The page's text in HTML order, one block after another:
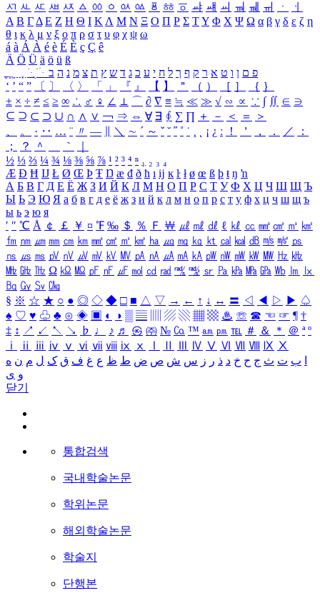
ㅺ ㅻ ㅼ ㅽ ㅾ ㅿ ㆀ ㆁ ㆂ ㆃ ㆄ ㆅ ㆆ ㆇ ㆈ ㆉ ㆊ ㆋ ㆌ ㆍ
ㆎ
Α Β ΓΔ Ε Ζ Η Θ Ι ΚΛ Μ Ν Ξ Ο Π Ρ Σ ΤΥ Φ Χ Ψ Ω α β γ δ ε ζ η
θ ι κ λ μ ν ξ ο π ρ σ τ υ φ χ ψ ω
á à Á À é è É È ç Ç ê
Ä Ö Ü ä ö ü ß
ִֶֹ ֻּ ׁׂ פ ם ן ו ט א ר ק ף ך ל ח י ע כ ג ד ש ץ ת צ מ נ ה ב
‘ ’ “ ” 〔 〕 〈 〉 「 」 『 』 【 】 ＂ （ ） ［ ］ ｛ ｝
± × ÷ ≠ ≤ ≥ ∞ ∴ ♂ ♀ ∠ ⊥ ⌒ ∂ ∇ ≡ ≒ ≪ ≫ √ ∽ ∝ ∵ ∫ ∬ ∈ ∋
⊆ ⊇ ⊂ ⊃ ∪ ∩ ∧ ∨ ￢ ⇒ ⇔ ∀ ∃ ∮ ∑ ∏ ＋ － ＜ ＝
＞
、
。 · ‥ … ¨ 〃 ― ＼ ∼ ´ ～ ˇ ˘ ˝ ˚ ˙ ¸ ¡ ¿ ː ！ ＇ ， ． ／
：
；
？ ＾ ｀
½ ⅓ ⅔ ¼ ¾ ⅛ ⅜ ⅝ ⅞ ¹ ² ³ ⁴ ⁿ ₁ ₂ ₃ ₄
Æ Ð Ħ Ĳ Ł Ø Œ Þ Ŧ Ŋ æ đ ð ħ ı ĳ ĸ ŀ ł ø œ ß þ ŧ ŋ ŉ
А Б В Г Д Е Ё Ж З И Й К Л М Н О П Р С Т У Ф Х Ц Ч Ш Щ Ъ
Ы Ь Э Ю Я а б в г д е ё ж з и й к л м н о п р с т у ф х ц ч ш щ ъ
ы ь э ю я
′ ″ ℃ Å ￠ ￡ ￥ ¤ ℉ ‰ ＄ ％ Ｆ ￦ ㎕ ㎖ ㎗ ℓ ㎘ ㏄ ㎣ ㎤ ㎥ ㎦
㎙ ㎚ ㎛ ㎜ ㎝ ㎞ ㎟ ㎠ ㎡ ㎢ ㏊ ㎍ ㎎ ㎏ ㏏ ㎈ ㎉ ㏈ ㎧ ㎨ ㎰
㎱ ㎲ ㎳ ㎴ ㎵ ㎶ ㎷ ㎸ ㎹ ㎀ ㎁ ㎂ ㎃ ㎄ ㎺ ㎻ ㎽ ㎾ ㎿ ㎐ ㎑
㎒ ㎓ ㎔ Ω ㏀ ㏁ ㎊ ㎋ ㎌ ㏖ ㏅ ㎭ ㎮ ㎯ ㏛ ㎩ ㎪ ㎫ ㎬ ㏝ ㏐
㏓
㏃ ㏉ ㏜ ㏆
§ ※ ☆ ★ ○ ● ◎ ◇ ◆ □ ■ △ ▽ → ← ↑ ↓ ↔ 〓 ◁ ◀ ▷ ▶ ♤
♠ ♡ ♥ ♧ ♣ ⊙ ◈ ▣ ◐ ◑ ▒ ▤ ▨ ▧ ▦ ▩ ♨ ☏ ☎ ☜ ☞ ¶ †
‡ ↕ ↗ ↙ ↖ ↘ ♭ ♩ ♪ ♬ ㉿ ㈜ № ㏇ ™ ㏂ ㏘ ℡ ＃ ＆ ＊ ＠ ª º
ⅰ
ⅱ ⅲ ⅳ ⅴ ⅵ ⅶ ⅷ ⅸ ⅹ Ⅳ Ⅴ Ⅵ Ⅶ Ⅷ Ⅸ Ⅹ
ب ت ث ج ح خ د ذ ر ز س ش ص ض ط ظ ع غ ف ق ک ل م ن ه
و ی
닫기
통합검색
국내학술논문
학위논문
해외학술논문
학술지
단행본